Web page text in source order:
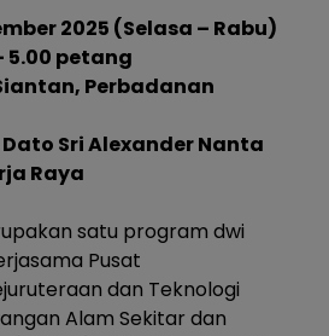
2025 (Selasa – Rabu)
5.00 petang
Perbadanan
Sri Alexander Nanta
Raya
satu program dwi
Pusat
dan Teknologi
Alam Sekitar dan